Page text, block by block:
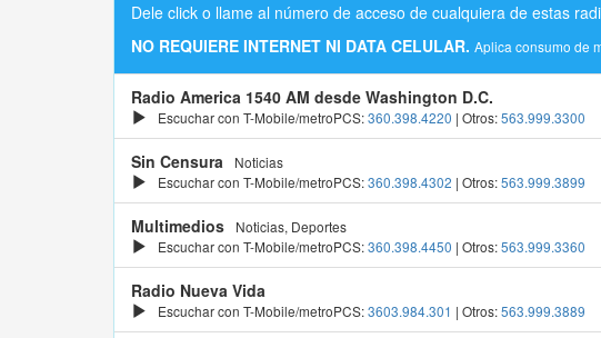
Dele click o llame al número de acceso de cualquiera de estas
NO REQUIERE INTERNET NI DATA CELULAR. Aplica consumo de
Radio America 1540 AM desde Washington D.C.
Escuchar con T-Mobile/metroPCS:360.398.4220 | Otros:563.999.3300
Sin Censura
Noticias
Escuchar con T-Mobile/metroPCS:360.398.4302 | Otros:563.999.3899
Multimedios
Noticias, Deportes
Escuchar con T-Mobile/metroPCS:360.398.4450 | Otros:563.999.3360
Radio Nueva Vida
Escuchar con T-Mobile/metroPCS:3603.984.301 | Otros:563.999.3889